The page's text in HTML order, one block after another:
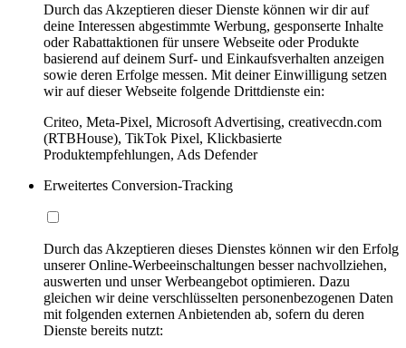
Durch das Akzeptieren dieser Dienste können wir dir auf
deine Interessen abgestimmte Werbung, gesponserte Inhalte
oder Rabattaktionen für unsere Webseite oder Produkte
basierend auf deinem Surf- und Einkaufsverhalten anzeigen
sowie deren Erfolge messen. Mit deiner Einwilligung setzen
wir auf dieser Webseite folgende Drittdienste ein:
Criteo, Meta-Pixel, Microsoft Advertising, creativecdn.com
(RTBHouse), TikTok Pixel, Klickbasierte
Produktempfehlungen, Ads Defender
Erweitertes Conversion-Tracking
Durch das Akzeptieren dieses Dienstes können wir den Erfolg
unserer Online-Werbeeinschaltungen besser nachvollziehen,
auswerten und unser Werbeangebot optimieren. Dazu
gleichen wir deine verschlüsselten personenbezogenen Daten
mit folgenden externen Anbietenden ab, sofern du deren
Dienste bereits nutzt: